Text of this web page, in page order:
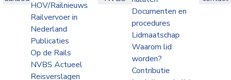
HOV/Railnieuws
Railvervoer in
Nederland
Publicaties
Op de Rails
NVBS Actueel
Reisverslagen
Documenten en
procedures
Lidmaatschap
Waarom lid
worden?
Contributie